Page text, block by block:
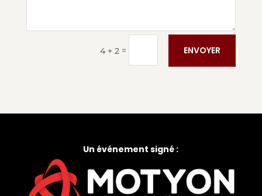
4 + 2 = ENVOYER
Un événement signé :